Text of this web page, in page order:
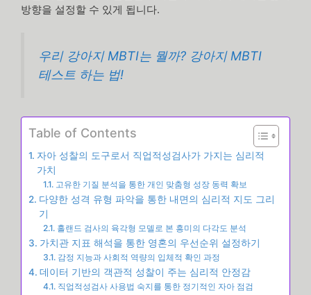
방향을 설정할 수 있게 됩니다.
우리 강아지 MBTI는 뭘까? 강아지 MBTI
테스트 하는 법!
Table of Contents
자아 성찰의 도구로서 직업적성검사가 가지는 심리적
가치
고유한 기질 분석을 통한 개인 맞춤형 성장 동력 확보
다양한 성격 유형 파악을 통한 내면의 심리적 지도 그리
기
홀랜드 검사의 육각형 모델로 본 흥미의 다각도 분석
가치관 지표 해석을 통한 영혼의 우선순위 설정하기
감정 지능과 사회적 역량의 입체적 확인 과정
데이터 기반의 객관적 성찰이 주는 심리적 안정감
직업적성검사 사용법 숙지를 통한 정기적인 자아 점검